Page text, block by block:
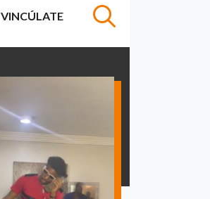
VINCÚLATE